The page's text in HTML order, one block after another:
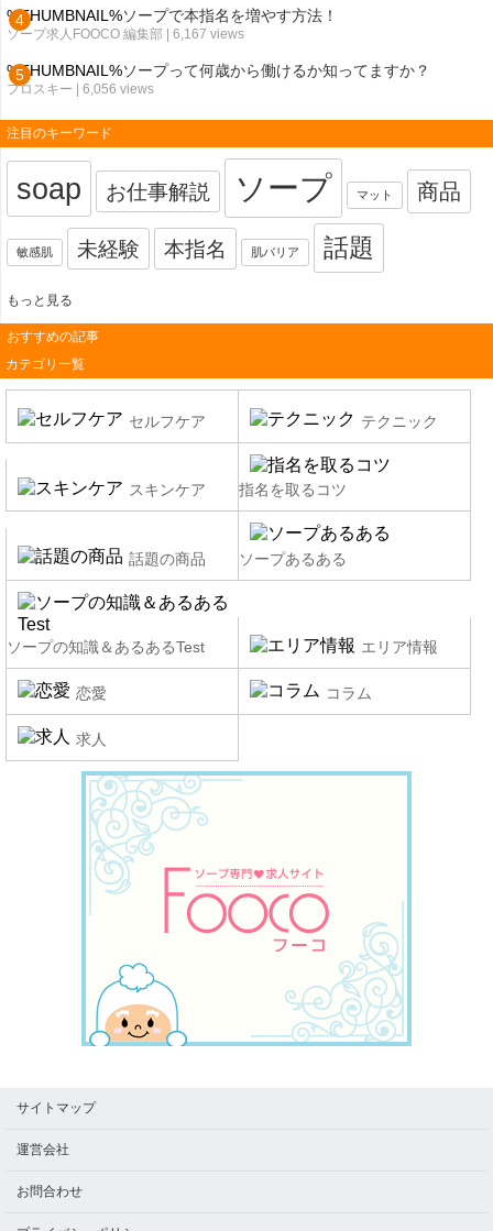
%THUMBNAIL%ソープで本指名を増やす方法！
ソープ求人FOOCO 編集部 | 6,167 views
%THUMBNAIL%ソープって何歳から働けるか知ってますか？
フロスキー | 6,056 views
注目のキーワード
soap お仕事解説 ソープ マット 商品
敏感肌 未経験 本指名 肌バリア 話題
もっと見る
おすすめの記事
カテゴリ一覧
セルフケア テクニック
スキンケア 指名を取るコツ
話題の商品 ソープあるある
ソープの知識＆あるあるTest エリア情報
恋愛 コラム
求人
サイトマップ
運営会社
お問合わせ